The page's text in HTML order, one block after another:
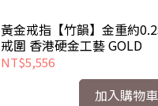
黃金戒指【竹韻】金重約
戒圍 香港硬金工藝 GOLD
NT$5,556
加入購物車